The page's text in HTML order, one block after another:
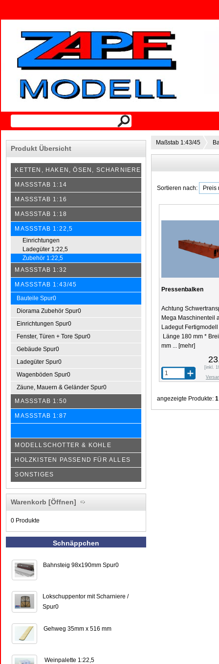
Produkt Übersicht
KETTEN, HAKEN, ÖSEN, SCHARNIERE
MASSSTAB 1:14
MASSSTAB 1:16
MASSSTAB 1:18
MASSSTAB 1:22,5
Einrichtungen
Ladegüter 1:22,5
Zubehör 1:22,5
MASSSTAB 1:32
MASSSTAB 1:43/45
Bauteile Spur0
Diorama Zubehör Spur0
Einrichtungen Spur0
Fenster, Türen + Tore Spur0
Gebäude Spur0
Ladegüter Spur0
Wagenböden Spur0
Zäune, Mauern & Geländer Spur0
MASSSTAB 1:50
MASSSTAB 1:87
MODELLSCHOTTER & KOHLE
HOLZKISTEN PASSEND FÜR ALLES
SONSTIGES
Warenkorb [Öffnen]
0 Produkte
Schnäppchen
Bahnsteig 98x190mm Spur0
Lokschuppentor mit Scharniere /
Spur0
Gehweg 35mm x 516 mm
Weinpalette 1:22,5
Maßstab 1:43/45
Sortieren nach:
Pressenbalken
Achtung
Mega Maschinenteil
Ladegut Fertigmodell
Länge 180 mm *
mm ... [mehr]
[inkl.
angezeigte Produkte: 1